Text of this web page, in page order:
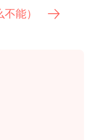
能）